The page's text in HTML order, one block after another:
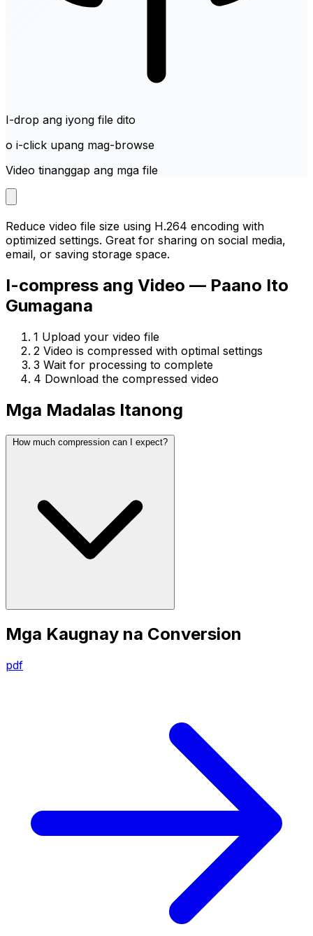
I-drop ang iyong file dito
o i-click upang mag-browse
Video tinanggap ang mga file
Reduce video file size using H.264 encoding with
optimized settings. Great for sharing on social media,
email, or saving storage space.
I-compress ang Video — Paano Ito
Gumagana
1 Upload your video file
2 Video is compressed with optimal settings
3 Wait for processing to complete
4 Download the compressed video
Mga Madalas Itanong
How much compression can I expect?
Mga Kaugnay na Conversion
pdf